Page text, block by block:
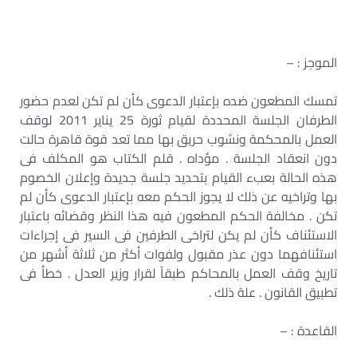
الموجز : –
تمسك المطعون ضده بإعتبار الدعوى كأن لم تكن لعدم حضور
الطرفان الجلسة المحددة لقيام ثورة 25 يناير 2011 لوقف
العمل بالمحكمة ونشوب حريق بها مما تعد قوة قاهرة حالت
دون انعقاد الجلسة . مؤداه . قلم الكتاب هو المكلف فى
هذه الحالة بعبء القيام بتحديد جلسة جديدة وإعلان الخصوم
بها وتراخيه عن ذلك لا يجوز الحكم معه بإعتبار الدعوى كأن لم
تكن . مخالفة الحكم المطعون فيه هذا النظر وقضائه باعتبار
الاستئناف كأن لم يكن لتراخى الطرفين فى السير فى إجراءات
استئنافهما دون عذر مقبول ولفوات أكثر من ثلاثة أشهر من
تاريخ وقف العمل بالمحاكم طبقاً لقرار وزير العدل . خطأ فى
تطبيق القانون . علة ذلك .
القاعدة : –